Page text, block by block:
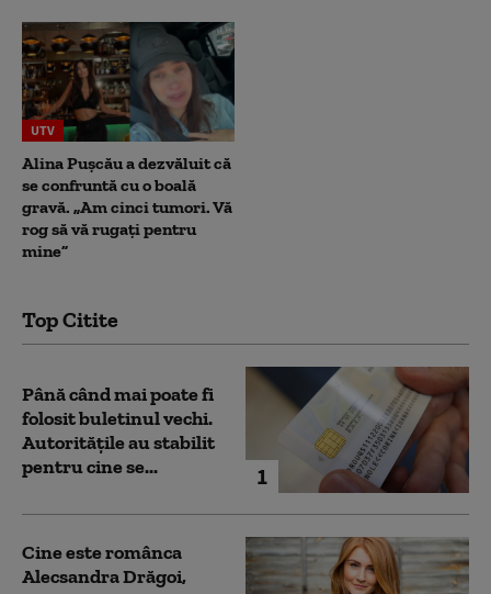
UTV
Alina Pușcău a dezvăluit că
se confruntă cu o boală
gravă. „Am cinci tumori. Vă
rog să vă rugați pentru
mine”
Top Citite
1
Până când mai poate fi
folosit buletinul vechi.
Autoritățile au stabilit
pentru cine se...
Cine este românca
Alecsandra Drăgoi,